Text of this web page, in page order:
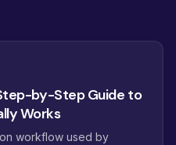
by-Step Guide to
Works
workflow used by